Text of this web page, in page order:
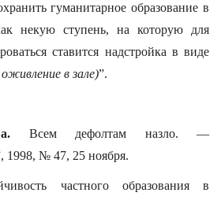
гуманитарное образование в
некую ступень, на которую для
ставится надстройка в виде
в зале)”.
Всем дефолтам назло. —
1998, № 47, 25 ноября.
частного образования в